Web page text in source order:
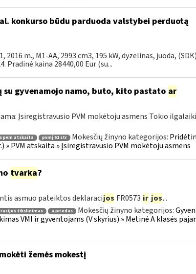
konkurso būdu parduoda valstybei perduotą
2016 m., M1-AA, 2993 cm3, 195 kW, dyzelinas, juoda,
Pradinė kaina 28440,00 Eur (su...
gyvenamojo namo, buto, kito pastato ar
Įsiregistravusio PVM mokėtoju asmens Tokio
pvm atskaita pvmį 61 str Mokesčių žinyno kategorijos:
PVM atskaita » Įsiregistravusio PVM mokėtoju asmens
tvarka?
asmuo pateiktos deklaracijos FR0573 ir jos...
tikslinimas a priedas Mokesčių žinyno kategorijos:
VMI ir gyventojams (V skyrius) » Metinė A klasės
žemės mokestį